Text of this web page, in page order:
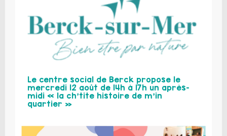
Le centre social de Berck propose le
mercredi 12 août de 14h à 17h un après-
midi « la ch’tite histoire de m’in
quartier »